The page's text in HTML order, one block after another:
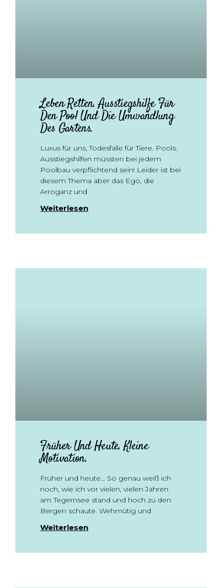
Leben Retten. Ausstiegshilfe Für
Den Pool Und Die Umwandlung
Des Gartens.
Luxus für uns, Todesfalle für Tiere. Pools.
Ausstiegshilfen müssten bei jedem
Poolbau verpflichtend sein! Leider ist bei
diesem Thema aber das Ego, die
Arroganz und
Weiterlesen
Früher Und Heute. Kleine
Motivation.
Früher und heute… So genau weiß ich
noch, wie ich vor vielen, vielen Jahren
am Tegernsee stand und hoch zu den
Bergen schaute. Wehmütig und
Weiterlesen